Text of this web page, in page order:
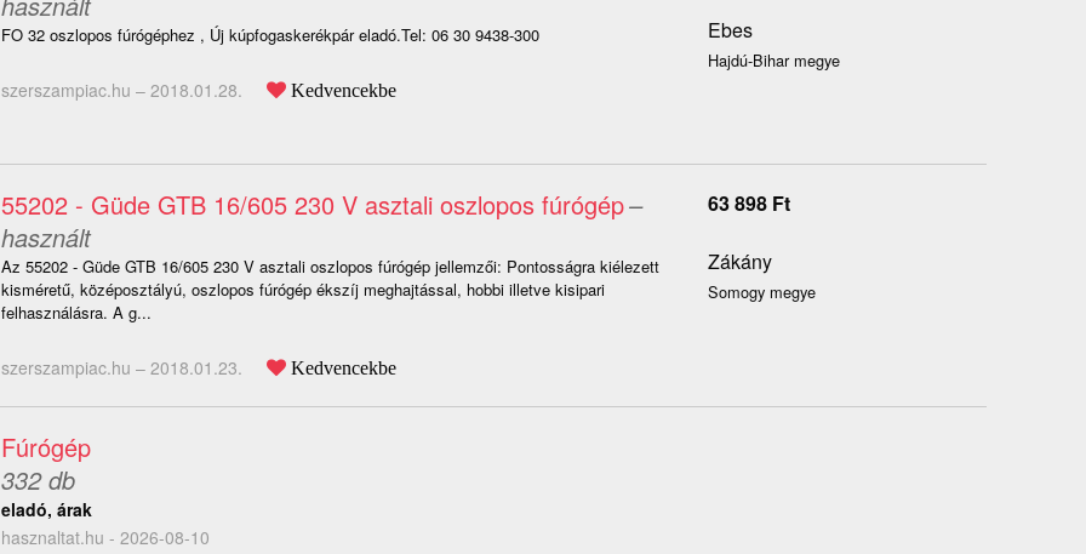
FO 32 oszlopos fúrógéphez , Új kúpfogaskerékpár eladó.Tel: 06 30 9438-300
szerszampiac.hu – 2018.01.28. Kedvencekbe
Ebes
Hajdú-Bihar megye
55202 - Güde GTB 16/605 230 V asztali oszlopos fúrógép–
használt
Az 55202 - Güde GTB 16/605 230 V asztali oszlopos fúrógép jellemzői: Pontosságra kiélezett
kisméretű, középosztályú, oszlopos fúrógép ékszíj meghajtással, hobbi illetve kisipari
felhasználásra. A g...
szerszampiac.hu – 2018.01.23. Kedvencekbe
63 898 Ft
Zákány
Somogy megye
Fúrógép
332 db
eladó, árak
hasznaltat.hu - 2026-08-10